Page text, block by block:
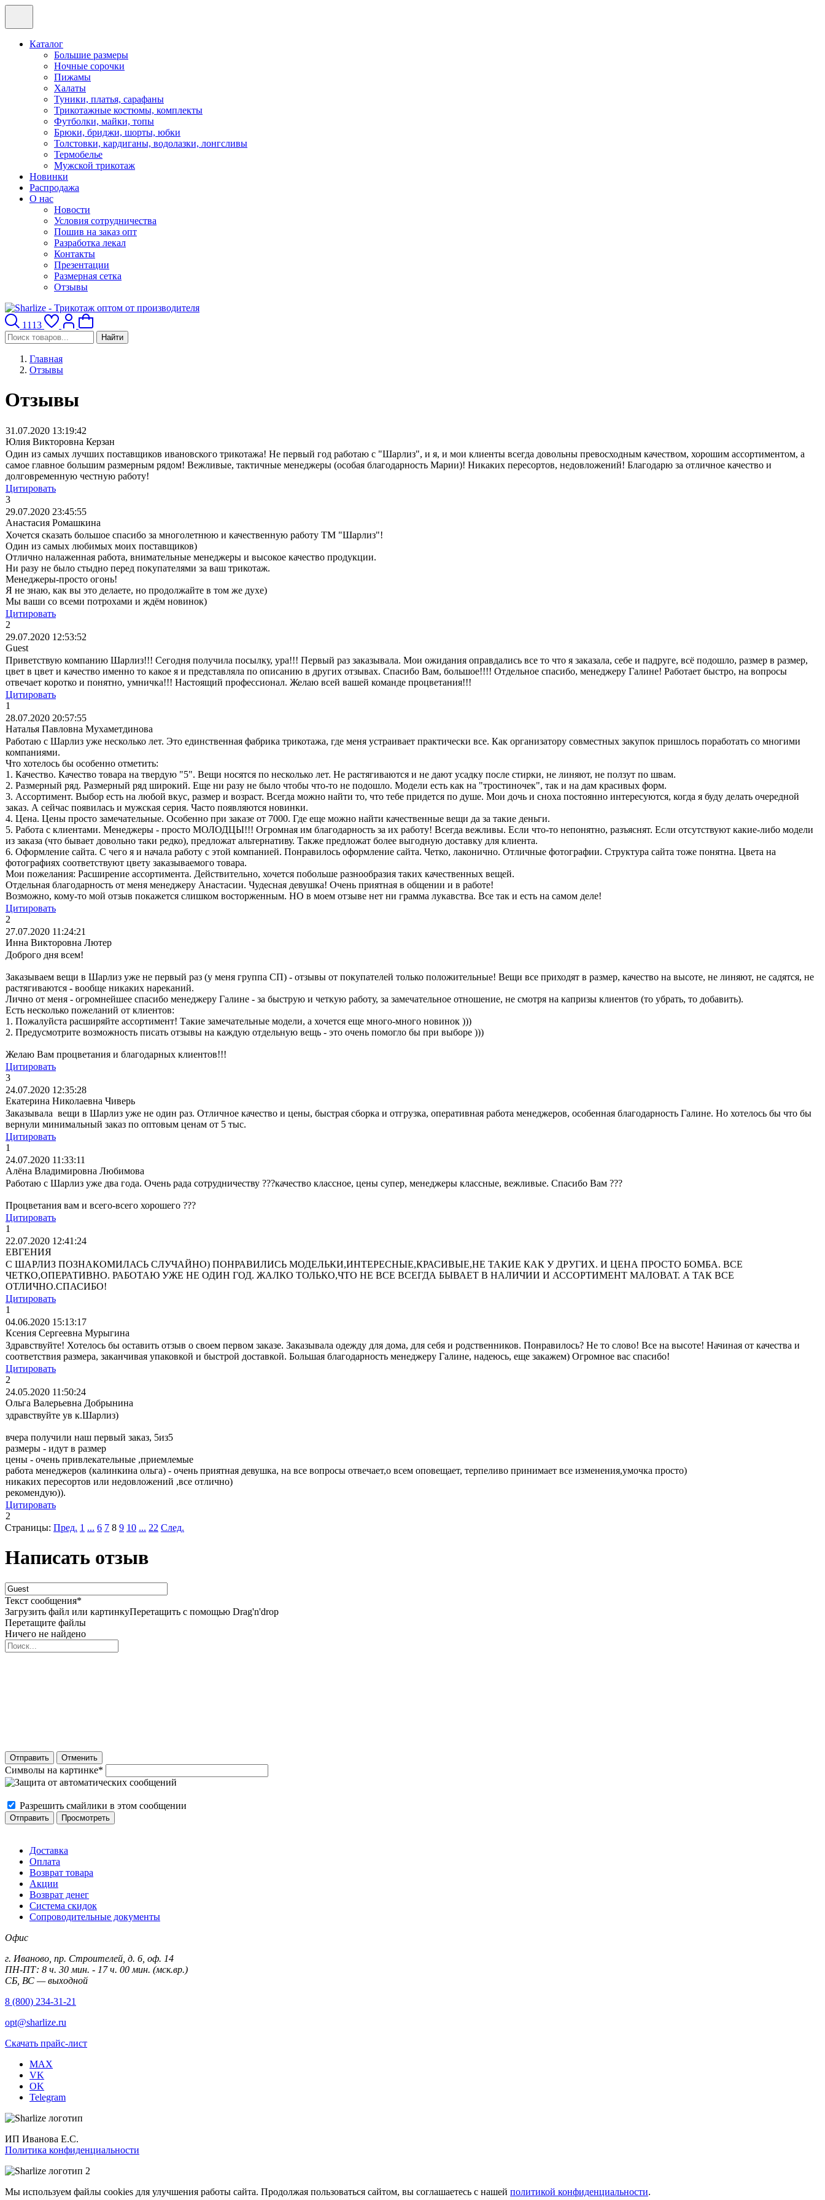
Каталог
Большие размеры
Ночные сорочки
Пижамы
Халаты
Туники, платья, сарафаны
Трикотажные костюмы, комплекты
Футболки, майки, топы
Брюки, бриджи, шорты, юбки
Толстовки, кардиганы, водолазки, лонгсливы
Термобелье
Мужской трикотаж
Новинки
Распродажа
О нас
Новости
Условия сотрудничества
Пошив на заказ опт
Разработка лекал
Контакты
Презентации
Размерная сетка
Отзывы
1113
Найти
Главная
Отзывы
Отзывы
31.07.2020 13:19:42
Юлия Викторовна Керзан
Один из самых лучших поставщиков ивановского трикотажа! Не первый год работаю с "Шарлиз", и я, и мои клиенты всегда довольны превосходным качеством, хорошим ассортиментом, а
самое главное большим размерным рядом! Вежливые, тактичные менеджеры (особая благодарность Марии)! Никаких пересортов, недовложений! Благодарю за отличное качество и
долговременную честную работу!
Цитировать
3
29.07.2020 23:45:55
Анастасия Ромашкина
Хочется сказать большое спасибо за многолетнюю и качественную работу ТМ "Шарлиз"!
Один из самых любимых моих поставщиков)
Отлично налаженная работа, внимательные менеджеры и высокое качество продукции.
Ни разу не было стыдно перед покупателями за ваш трикотаж.
Менеджеры-просто огонь!
Я не знаю, как вы это делаете, но продолжайте в том же духе)
Мы ваши со всеми потрохами и ждём новинок)
Цитировать
2
29.07.2020 12:53:52
Guest
Приветствую компанию Шарлиз!!! Сегодня получила посылку, ура!!! Первый раз заказывала. Мои ожидания оправдались все то что я заказала, себе и падруге, всё подошло, размер в размер,
цвет в цвет и качество именно то какое я и представляла по описанию в других отзывах. Спасибо Вам, большое!!!! Отдельное спасибо, менеджеру Галине! Работает быстро, на вопросы
отвечает коротко и понятно, умничка!!! Настоящий профессионал. Желаю всей вашей команде процветания!!!
Цитировать
1
28.07.2020 20:57:55
Наталья Павловна Мухаметдинова
Работаю с Шарлиз уже несколько лет. Это единственная фабрика трикотажа, где меня устраивает практически все. Как организатору совместных закупок пришлось поработать со многими
компаниями.
Что хотелось бы особенно отметить:
1. Качество. Качество товара на твердую "5". Вещи носятся по несколько лет. Не растягиваются и не дают усадку после стирки, не линяют, не ползут по швам.
2. Размерный ряд. Размерный ряд широкий. Еще ни разу не было чтобы что-то не подошло. Модели есть как на "тростиночек", так и на дам красивых форм.
3. Ассортимент. Выбор есть на любой вкус, размер и возраст. Всегда можно найти то, что тебе придется по душе. Мои дочь и сноха постоянно интересуются, когда я буду делать очередной
заказ. А сейчас появилась и мужская серия. Часто появляются новинки.
4. Цена. Цены просто замечательные. Особенно при заказе от 7000. Где еще можно найти качественные вещи да за такие деньги.
5. Работа с клиентами. Менеджеры - просто МОЛОДЦЫ!!! Огромная им благодарность за их работу! Всегда вежливы. Если что-то непонятно, разъяснят. Если отсутствуют какие-либо модели
из заказа (что бывает довольно таки редко), предложат альтернативу. Также предложат более выгодную доставку для клиента.
6. Оформление сайта. С чего я и начала работу с этой компанией. Понравилось оформление сайта. Четко, лаконично. Отличные фотографии. Структура сайта тоже понятна. Цвета на
фотографиях соответствуют цвету заказываемого товара.
Мои пожелания: Расширение ассортимента. Действительно, хочется побольше разнообразия таких качественных вещей.
Отдельная благодарность от меня менеджеру Анастасии. Чудесная девушка! Очень приятная в общении и в работе!
Возможно, кому-то мой отзыв покажется слишком восторженным. НО в моем отзыве нет ни грамма лукавства. Все так и есть на самом деле!
Цитировать
2
27.07.2020 11:24:21
Инна Викторовна Лютер
Доброго дня всем!
Заказываем вещи в Шарлиз уже не первый раз (у меня группа СП) - отзывы от покупателей только положительные! Вещи все приходят в размер, качество на высоте, не линяют, не садятся, не
растягиваются - вообще никаких нареканий.
Лично от меня - огромнейшее спасибо менеджеру Галине - за быструю и четкую работу, за замечательное отношение, не смотря на капризы клиентов (то убрать, то добавить).
Есть несколько пожеланий от клиентов:
1. Пожалуйста расширяйте ассортимент! Такие замечательные модели, а хочется еще много-много новинок )))
2. Предусмотрите возможность писать отзывы на каждую отдельную вещь - это очень помогло бы при выборе )))
Желаю Вам процветания и благодарных клиентов!!!
Цитировать
3
24.07.2020 12:35:28
Екатерина Николаевна Чиверь
Заказывала вещи в Шарлиз уже не один раз. Отличное качество и цены, быстрая сборка и отгрузка, оперативная работа менеджеров, особенная благодарность Галине. Но хотелось бы что бы
вернули минимальный заказ по оптовым ценам от 5 тыс.
Цитировать
1
24.07.2020 11:33:11
Алёна Владимировна Любимова
Работаю с Шарлиз уже два года. Очень рада сотрудничеству ???качество классное, цены супер, менеджеры классные, вежливые. Спасибо Вам ???
Процветания вам и всего-всего хорошего ???
Цитировать
1
22.07.2020 12:41:24
ЕВГЕНИЯ
С ШАРЛИЗ ПОЗНАКОМИЛАСЬ СЛУЧАЙНО) ПОНРАВИЛИСЬ МОДЕЛЬКИ,ИНТЕРЕСНЫЕ,КРАСИВЫЕ,НЕ ТАКИЕ КАК У ДРУГИХ. И ЦЕНА ПРОСТО БОМБА. ВСЕ
ЧЕТКО,ОПЕРАТИВНО. РАБОТАЮ УЖЕ НЕ ОДИН ГОД. ЖАЛКО ТОЛЬКО,ЧТО НЕ ВСЕ ВСЕГДА БЫВАЕТ В НАЛИЧИИ И АССОРТИМЕНТ МАЛОВАТ. А ТАК ВСЕ
ОТЛИЧНО.СПАСИБО!
Цитировать
1
04.06.2020 15:13:17
Ксения Сергеевна Мурыгина
Здравствуйте! Хотелось бы оставить отзыв о своем первом заказе. Заказывала одежду для дома, для себя и родственников. Понравилось? Не то слово! Все на высоте! Начиная от качества и
соответствия размера, заканчивая упаковкой и быстрой доставкой. Большая благодарность менеджеру Галине, надеюсь, еще закажем) Огромное вас спасибо!
Цитировать
2
24.05.2020 11:50:24
Ольга Валерьевна Добрынина
здравствуйте ув к.Шарлиз)
вчера получили наш первый заказ, 5из5
размеры - идут в размер
цены - очень привлекательные ,приемлемые
работа менеджеров (калинкина ольга) - очень приятная девушка, на все вопросы отвечает,о всем оповещает, терпеливо принимает все изменения,умочка просто)
никаких пересортов или недовложений ,все отлично)
рекомендую)).
Цитировать
2
Страницы: Пред. 1 ... 6 7 8 9 10 ... 22 След.
Написать отзыв
Текст сообщения*
Загрузить файл или картинкуПеретащить с помощью Drag'n'drop
Перетащите файлы
Ничего не найдено
Отправить Отменить
Символы на картинке*
Разрешить смайлики в этом сообщении
Доставка
Оплата
Возврат товара
Акции
Возврат денег
Система скидок
Сопроводительные документы
Офис
г. Иваново, пр. Строителей, д. 6, оф. 14
ПН-ПТ: 8 ч. 30 мин. - 17 ч. 00 мин. (мск.вр.)
СБ, ВС — выходной
8 (800) 234-31-21
opt@sharlize.ru
Скачать прайс-лист
MAX
VK
OK
Telegram
ИП Иванова Е.С.
Политика конфиденциальности
Мы используем файлы cookies для улучшения работы сайта. Продолжая пользоваться сайтом, вы соглашаетесь с нашей политикой конфиденциальности.